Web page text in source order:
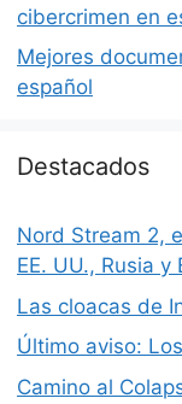
cibercrimen en
Mejores
español
Destacados
Nord Stream 2,
EE. UU., Rusia y
Las cloacas de
Último aviso:
Camino al